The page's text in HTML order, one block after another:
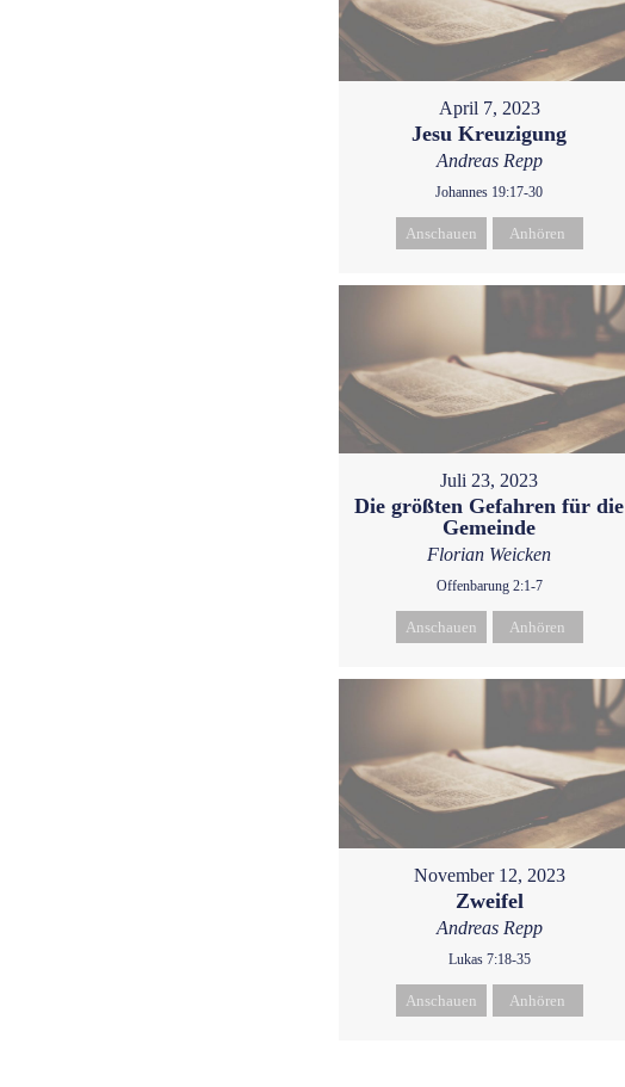
April 7, 2023
Jesu Kreuzigung
Andreas Repp
Johannes 19:17-30
Anschauen Anhören
Juli 23, 2023
Die größten Gefahren für die
Gemeinde
Florian Weicken
Offenbarung 2:1-7
Anschauen Anhören
November 12, 2023
Zweifel
Andreas Repp
Lukas 7:18-35
Anschauen Anhören